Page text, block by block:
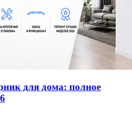
для дома: полное